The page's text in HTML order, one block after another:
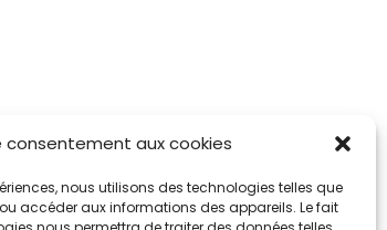
consentement aux cookies
nous utilisons des technologies telles que
accéder aux informations des appareils. Le fait
Social